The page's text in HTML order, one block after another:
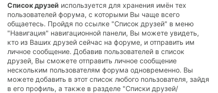
Список друзей используется для хранения имён тех
пользователей форума, с которыми Вы чаще всего
общаетесь. Пройдя по ссылке "Список друзей" в меню
"Навигация" навигационной панели, Вы можете увидеть,
кто из Ваших друзей сейчас на форуме, и отправить им
личное сообщение. Добавив пользователей в список
друзей, Вы сможете отправить личное сообщение
нескольким пользователям форума одновременно. Вы
можете добавить в этот список любого пользователя, зайдя
в его профиль, а также в разделе "Списки друзей/